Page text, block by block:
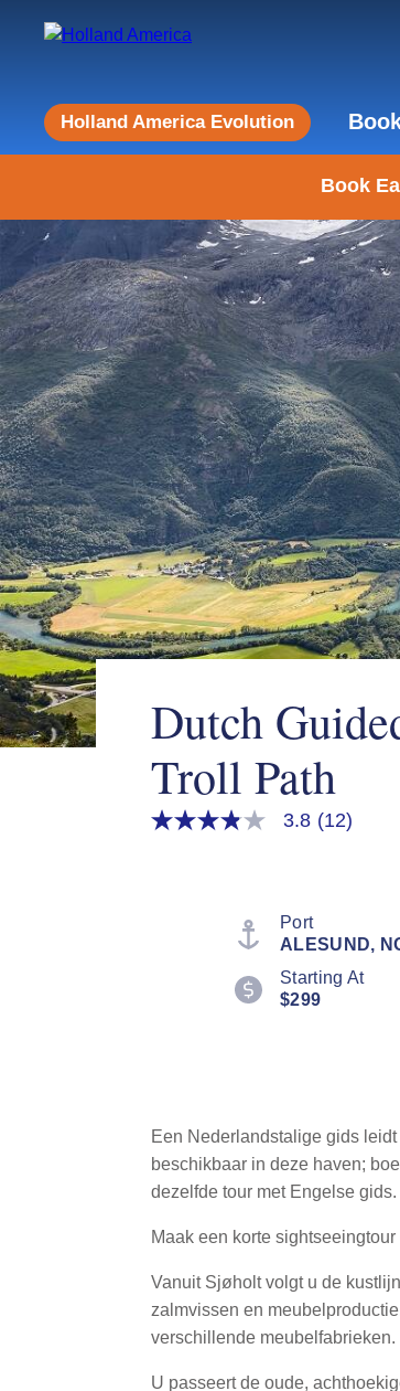
Holland America Evolution
Book
Dutch
Troll Path
3.8
3.8 (12)
Port
ALESUND,
Starting At
$299
Een Nederlandstalige gids
beschikbaar in deze haven;
dezelfde tour met Engelse gids.
Maak een korte
Vanuit Sjøholt volgt u de
zalmvissen en
verschillende meubelfabrieken.
U passeert de oude,